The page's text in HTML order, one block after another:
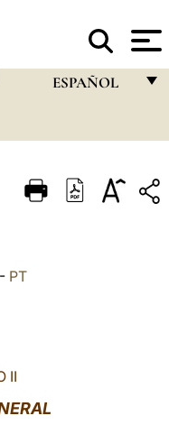
ESPAÑOL
ITALIANO
PT
II